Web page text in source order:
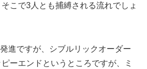
こで3人とも捕縛される流れでしょ
進ですが、シブルリックオーダー
ーエンドというところですが、ミ